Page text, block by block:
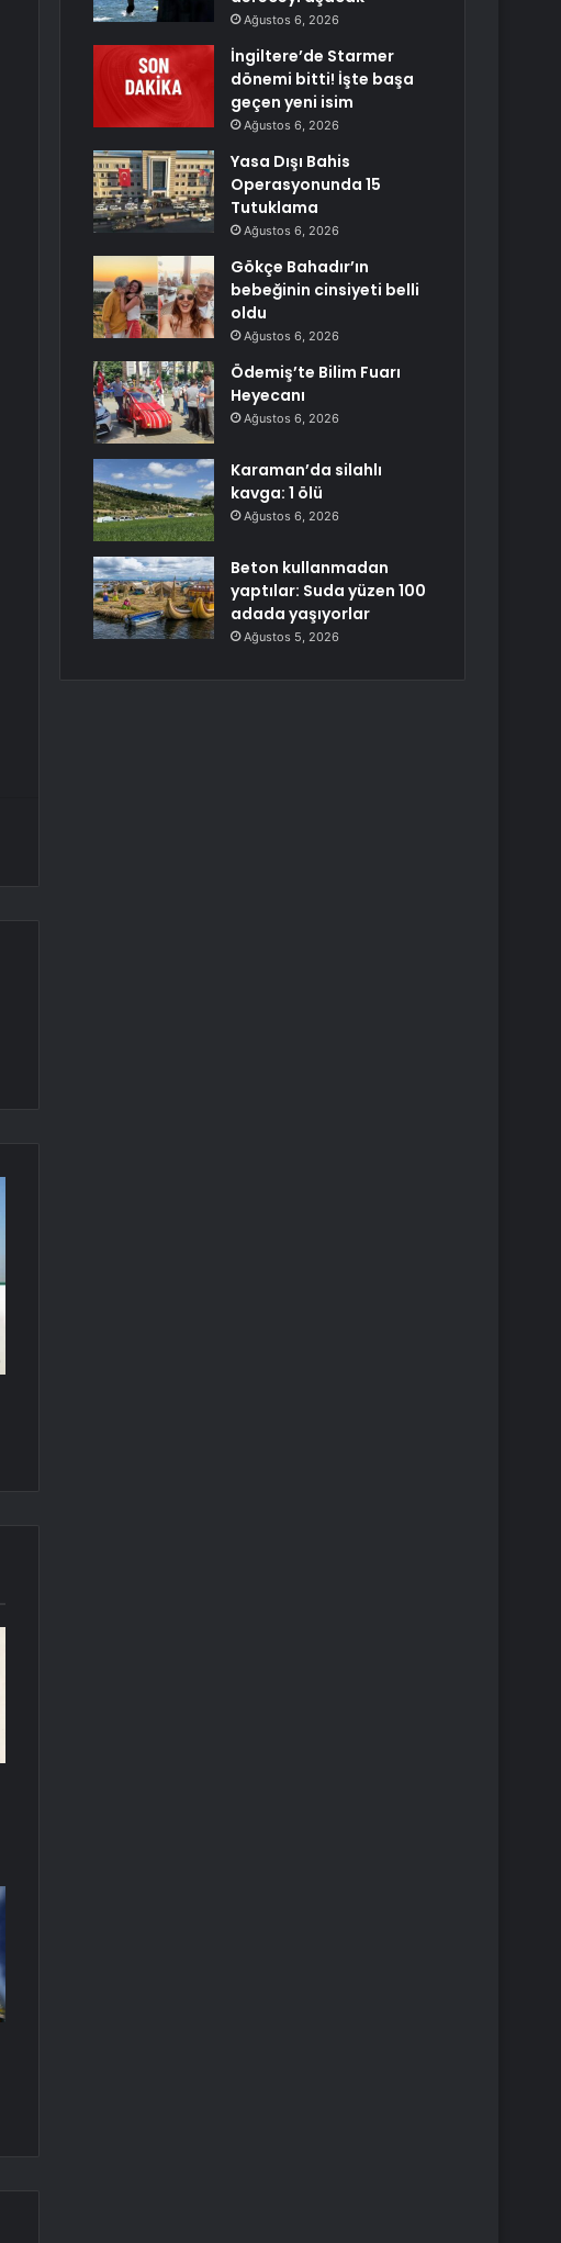
Ağustos 6, 2026
İngiltere’de Starmer
dönemi bitti! İşte başa
geçen yeni isim
Ağustos 6, 2026
Yasa Dışı Bahis
Operasyonunda 15
Tutuklama
Ağustos 6, 2026
Gökçe Bahadır’ın
bebeğinin cinsiyeti belli
oldu
Ağustos 6, 2026
Ödemiş’te Bilim Fuarı
Heyecanı
Ağustos 6, 2026
Karaman’da silahlı
kavga: 1 ölü
Ağustos 6, 2026
Beton kullanmadan
yaptılar: Suda yüzen 100
adada yaşıyorlar
Ağustos 5, 2026